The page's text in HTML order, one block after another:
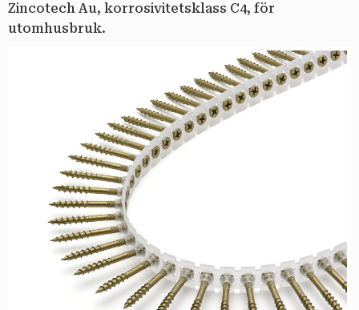
Zincotech Au, korrosivitetsklass C4, för
utomhusbruk.